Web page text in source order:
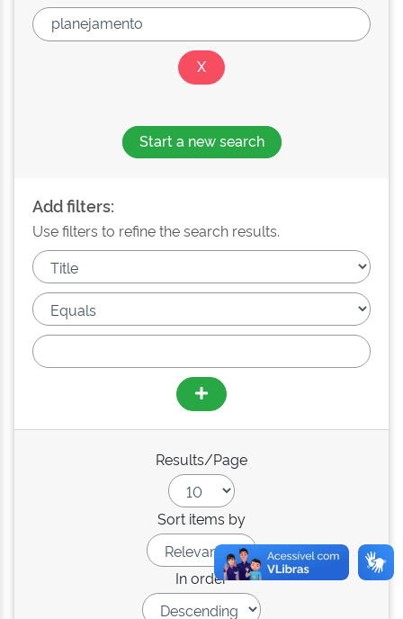
Start a new search
Add filters:
Use filters to refine the search results.
Results/Page
Sort items by
In order